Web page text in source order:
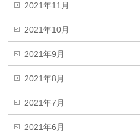
2021年11月
2021年10月
2021年9月
2021年8月
2021年7月
2021年6月